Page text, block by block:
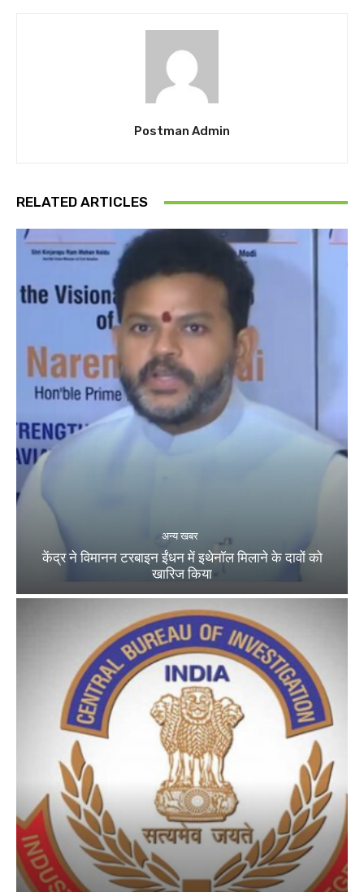
Postman Admin
RELATED ARTICLES
अन्य खबर
केंद्र ने विमानन टरबाइन ईंधन में इथेनॉल मिलाने के दावों को
खारिज किया